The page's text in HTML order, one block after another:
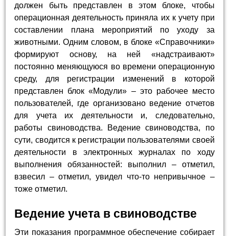
должен быть представлен в этом блоке, чтобы
операционная деятельность приняла их к учету при
составлении плана мероприятий по уходу за
животными. Одним словом, в блоке «Справочники»
формируют основу, на ней «надстраивают»
постоянно меняющуюся во времени операционную
среду, для регистрации изменений в которой
представлен блок «Модули» – это рабочее место
пользователей, где организовано ведение отчетов
для учета их деятельности и, следовательно,
работы свиноводства. Ведение свиноводства, по
сути, сводится к регистрации пользователями своей
деятельности в электронных журналах по ходу
выполнения обязанностей: выполнил – отметил,
взвесил – отметил, увидел что-то непривычное –
тоже отметил.
Ведение учета в свиноводстве
Эти показания программное обеспечение собирает